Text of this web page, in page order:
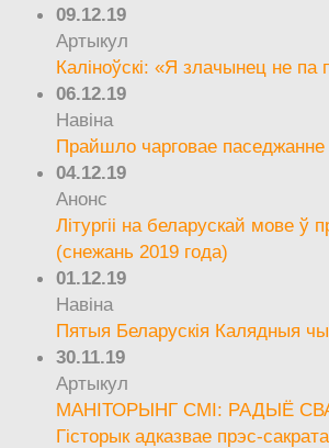
09.12.19
Артыкул
Каліноўскі: «Я злачынец не па
06.12.19
Навіна
Прайшло чарговае
04.12.19
Анонс
Літургіі на беларускай мове
(снежань 2019 года)
01.12.19
Навіна
Пятыя Беларускія Калядныя
30.11.19
Артыкул
МАНІТОРЫНГ СМІ: РАДЫЁ
Гісторык адказвае прэс-